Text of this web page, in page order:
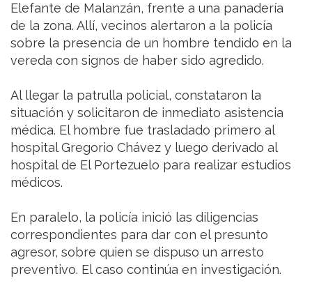
Elefante de Malanzán, frente a una panadería
de la zona. Allí, vecinos alertaron a la policía
sobre la presencia de un hombre tendido en la
vereda con signos de haber sido agredido.
Al llegar la patrulla policial, constataron la
situación y solicitaron de inmediato asistencia
médica. El hombre fue trasladado primero al
hospital Gregorio Chávez y luego derivado al
hospital de El Portezuelo para realizar estudios
médicos.
En paralelo, la policía inició las diligencias
correspondientes para dar con el presunto
agresor, sobre quien se dispuso un arresto
preventivo. El caso continúa en investigación.